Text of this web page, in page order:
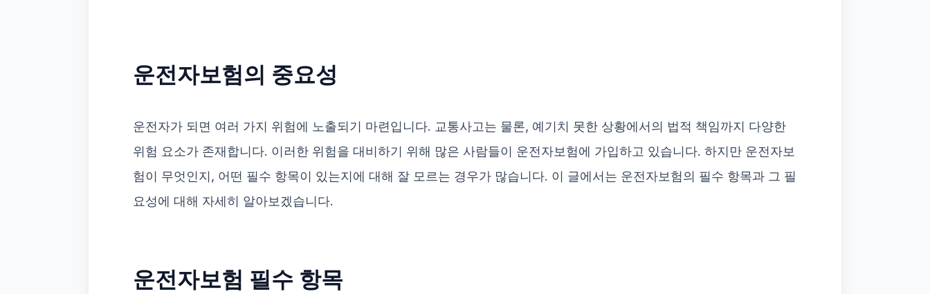
운전자보험의 중요성
운전자가 되면 여러 가지 위험에 노출되기 마련입니다. 교통사고는 물론, 예기치 못한 상황에서의 법적 책임까지 다양한
위험 요소가 존재합니다. 이러한 위험을 대비하기 위해 많은 사람들이 운전자보험에 가입하고 있습니다. 하지만 운전자보
험이 무엇인지, 어떤 필수 항목이 있는지에 대해 잘 모르는 경우가 많습니다. 이 글에서는 운전자보험의 필수 항목과 그 필
요성에 대해 자세히 알아보겠습니다.
운전자보험 필수 항목